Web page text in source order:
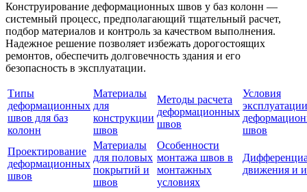
Конструирование деформационных швов у баз колонн —
системный процесс, предполагающий тщательный расчет,
подбор материалов и контроль за качеством выполнения.
Надежное решение позволяет избежать дорогостоящих
ремонтов, обеспечить долговечность здания и его
безопасность в эксплуатации.
Типы
деформационных
швов для баз
колонн
Материалы
для
конструкции
швов
Методы расчета
деформационных
швов
Условия
эксплуатации
швов
Проектирование
деформационных
швов
Материалы
для половых
покрытий и
швов
Особенности
монтажа швов в
монтажных
условиях
движения и